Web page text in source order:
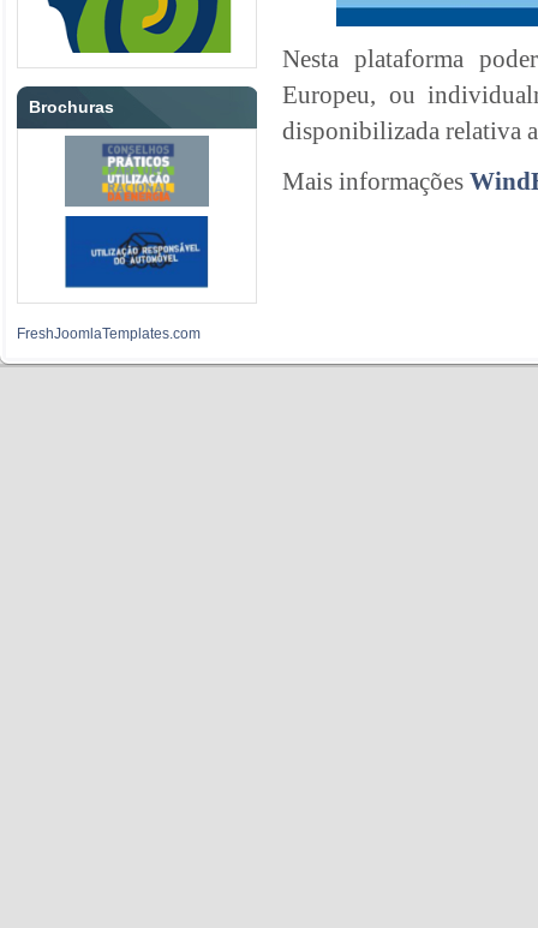
Brochuras
Nesta plataforma
Europeu, ou
disponibilizada relativa
Mais informações
FreshJoomlaTemplates.com